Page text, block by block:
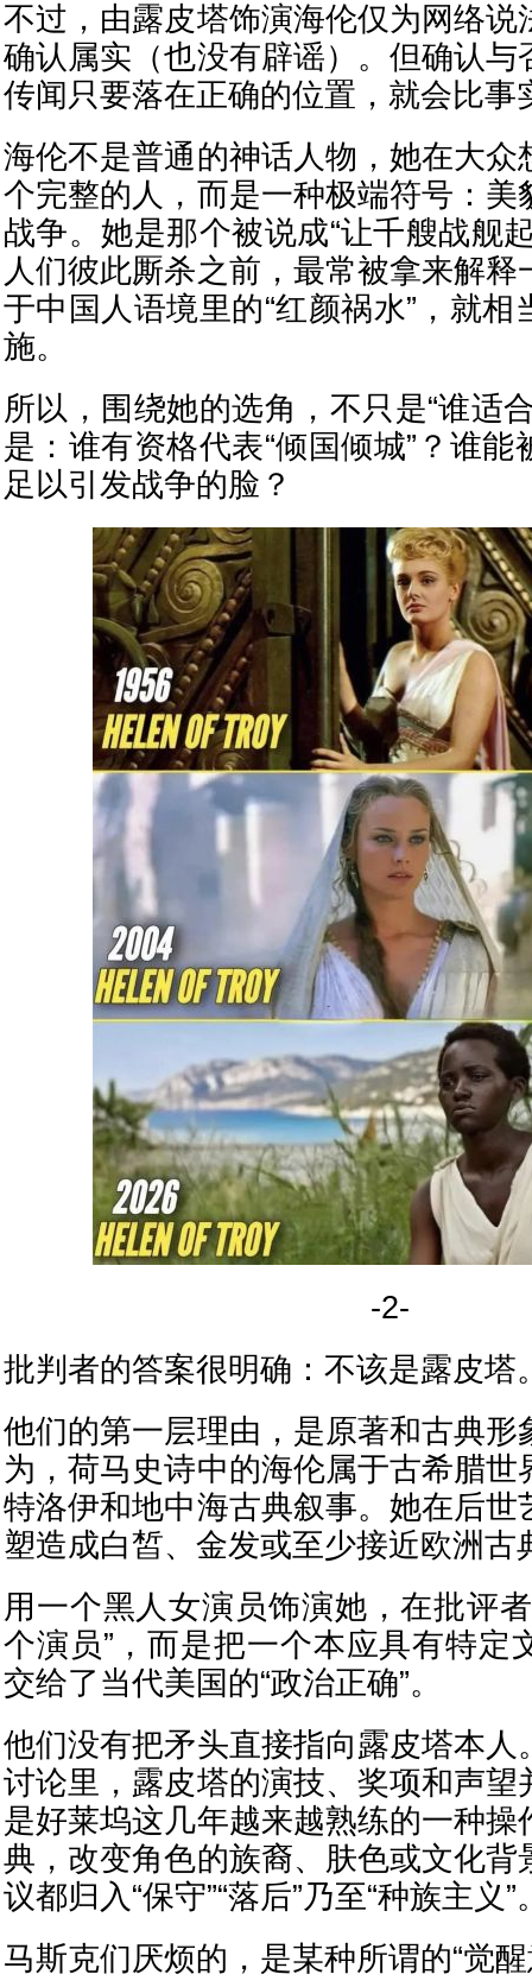
不过，由露皮塔饰演海伦仅为网络说
确认属实（也没有辟谣）。但确认与
传闻只要落在正确的位置，就会比事
海伦不是普通的神话人物，她在大众
个完整的人，而是一种极端符号：美
战争。她是那个被说成“让千艘战舰
人们彼此厮杀之前，最常被拿来解
于中国人语境里的“红颜祸水”，就相
施。
所以，围绕她的选角，不只是“谁适
是：谁有资格代表“倾国倾城”？谁
足以引发战争的脸？
-2-
批判者的答案很明确：不该是露皮塔
他们的第一层理由，是原著和古典形
为，荷马史诗中的海伦属于古希腊世
特洛伊和地中海古典叙事。她在后世
塑造成白皙、金发或至少接近欧洲古
用一个黑人女演员饰演她，在批评
个演员”，而是把一个本应具有特定
交给了当代美国的“政治正确”。
他们没有把矛头直接指向露皮塔本人
讨论里，露皮塔的演技、奖项和声望
是好莱坞这几年越来越熟练的一种操
典，改变角色的族裔、肤色或文化背
议都归入“保守”“落后”乃至“种族主义”
马斯克们厌烦的，是某种所谓的“觉醒